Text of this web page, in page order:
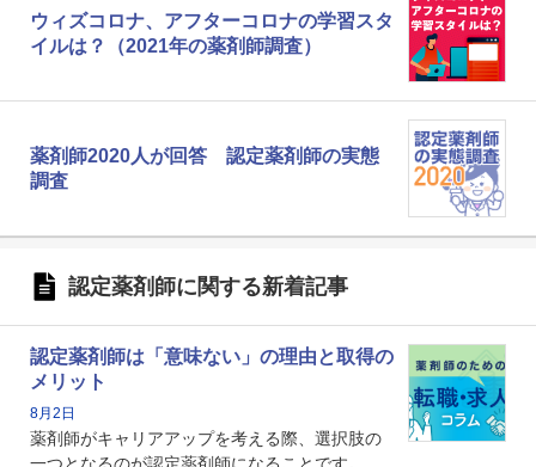
ウィズコロナ、アフターコロナの学習スタ
イルは？（2021年の薬剤師調査）
薬剤師2020人が回答 認定薬剤師の実態
調査
認定薬剤師に関する新着記事
認定薬剤師は「意味ない」の理由と取得の
メリット
8月2日
薬剤師がキャリアアップを考える際、選択肢の
一つとなるのが認定薬剤師になることです。し